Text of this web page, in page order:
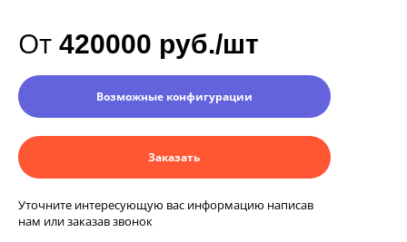
От 420000 руб./шт
Возможные конфигурации
Заказать
Уточните интересующую вас информацию написав
нам или заказав звонок